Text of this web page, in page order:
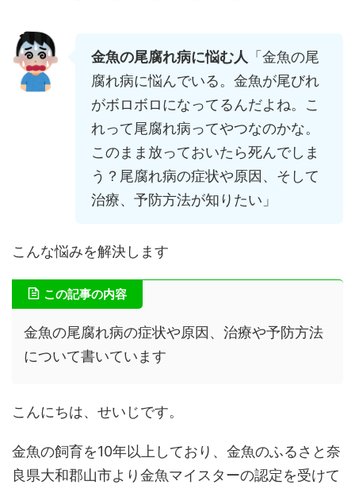
金魚の尾腐れ病に悩む人 「金魚の尾
腐れ病に悩んでいる。金魚が尾びれ
がボロボロになってるんだよね。こ
れって尾腐れ病ってやつなのかな。
このまま放っておいたら死んでしま
う？尾腐れ病の症状や原因、そして
治療、予防方法が知りたい」
こんな悩みを解決します
この記事の内容
金魚の尾腐れ病の症状や原因、治療や予防方法
について書いています
こんにちは、せいじです。
金魚の飼育を10年以上しており、金魚のふるさと奈
良県大和郡山市より金魚マイスターの認定を受けて